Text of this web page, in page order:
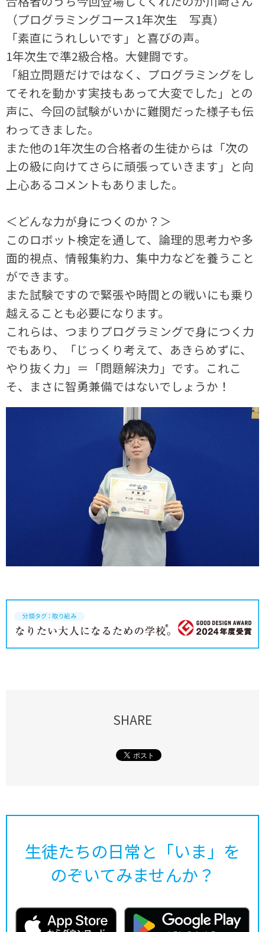
（プログラミングコース1年次生 写真）
「素直にうれしいです」と喜びの声。
1年次生で準2級合格。大健闘です。
「組立問題だけではなく、プログラミングをし
てそれを動かす実技もあって大変でした」との
声に、今回の試験がいかに難関だった様子も伝
わってきました。
また他の1年次生の合格者の生徒からは「次の
上の級に向けてさらに頑張っていきます」と向
上心あるコメントもありました。
＜どんな力が身につくのか？＞
このロボット検定を通して、論理的思考力や多
面的視点、情報集約力、集中力などを養うこと
ができます。
また試験ですので緊張や時間との戦いにも乗り
越えることも必要になります。
これらは、つまりプログラミングで身につく力
でもあり、「じっくり考えて、あきらめずに、
やり抜く力」＝「問題解決力」です。これこ
そ、まさに智勇兼備ではないでしょうか！
SHARE
生徒たちの日常と「いま」を
のぞいてみませんか？